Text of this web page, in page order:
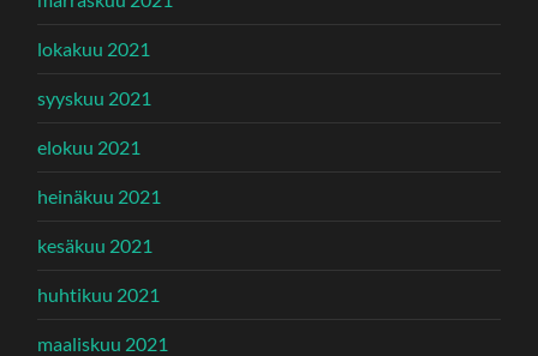
lokakuu 2021
syyskuu 2021
elokuu 2021
heinäkuu 2021
kesäkuu 2021
huhtikuu 2021
maaliskuu 2021